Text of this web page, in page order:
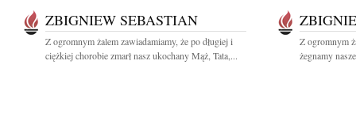
ZBIGNIEW SEBASTIAN
Z ogromnym żalem zawiadamiamy, że po długiej i
ciężkiej chorobie zmarł nasz ukochany Mąż, Tata,...
Z ogromnym
żegnamy